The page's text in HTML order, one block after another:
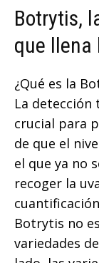
Botrytis,
que llena
¿Qué es la
La detección
crucial para
de que el
el que ya no
recoger la
Botrytis no
variedades